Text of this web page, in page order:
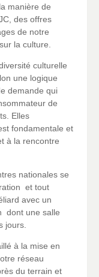
manière de
des offres
de notre
la culture.
culturelle
une logique
demande qui
de
Elles
fondamentale et
à la rencontre
nationales se
et tout
avec un
dont une salle
jours.
à la mise en
réseau
du terrain et